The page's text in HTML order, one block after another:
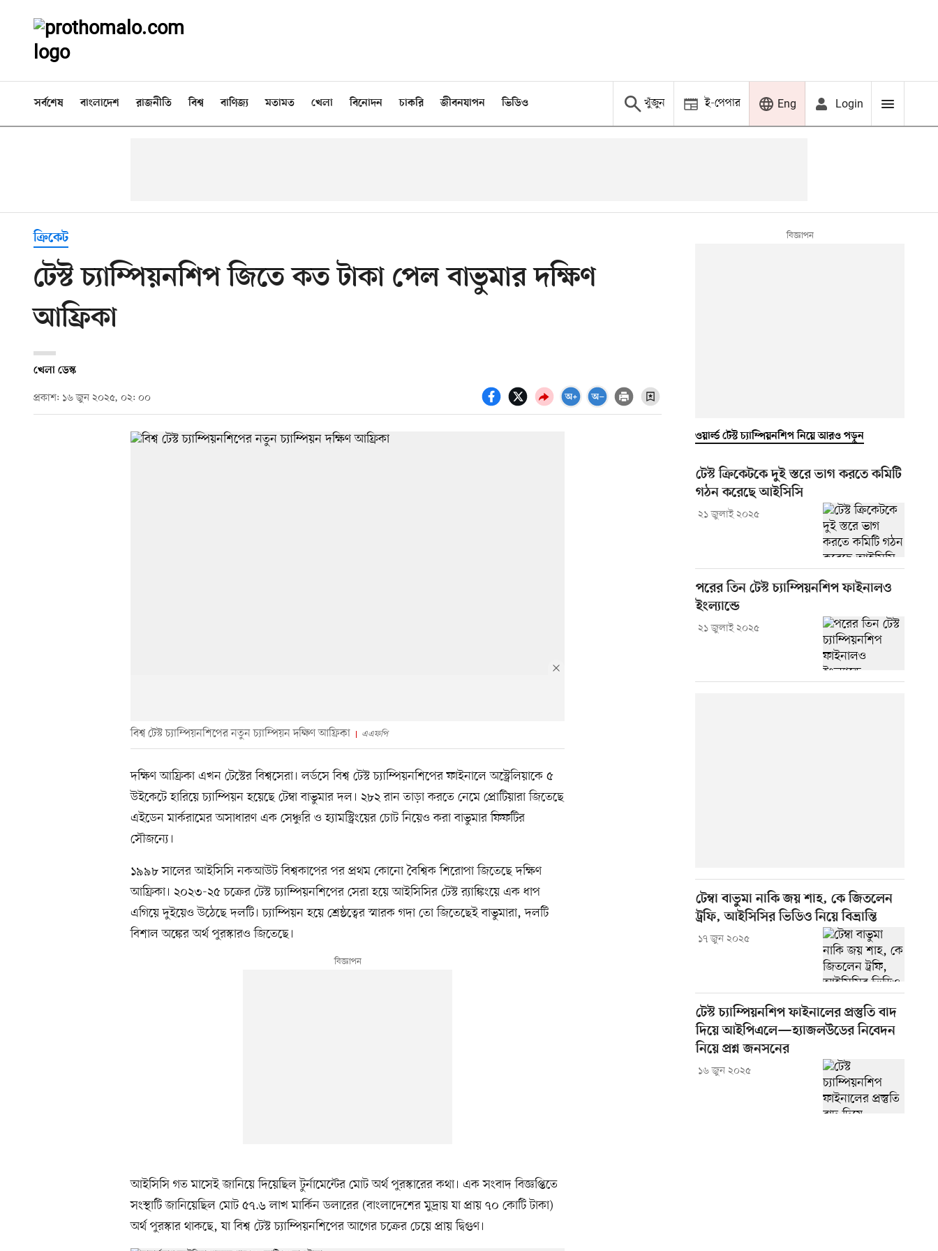
সর্বশেষ বাংলাদেশ রাজনীতি বিশ্ব বাণিজ্য মতামত খেলা বিনোদন চাকরি জীবনযাপন ভিডিও খুঁজুন ই-পেপার Eng Login
ক্রিকেট
টেস্ট চ্যাম্পিয়নশিপ জিতে কত টাকা পেল বাভুমার দক্ষিণ
আফ্রিকা
খেলা ডেস্ক
প্রকাশ: ১৬ জুন ২০২৫, ০২: ০০
বিশ্ব টেস্ট চ্যাম্পিয়নশিপের নতুন চ্যাম্পিয়ন দক্ষিণ আফ্রিকা এএফপি
দক্ষিণ আফ্রিকা এখন টেস্টের বিশ্বসেরা। লর্ডসে বিশ্ব টেস্ট চ্যাম্পিয়নশিপের ফাইনালে অস্ট্রেলিয়াকে ৫
উইকেটে হারিয়ে চ্যাম্পিয়ন হয়েছে টেম্বা বাভুমার দল। ২৮২ রান তাড়া করতে নেমে প্রোটিয়ারা জিতেছে
এইডেন মার্করামের অসাধারণ এক সেঞ্চুরি ও হ্যামস্ট্রিংয়ের চোট নিয়েও করা বাভুমার ফিফটির
সৌজন্যে।
১৯৯৮ সালের আইসিসি নকআউট বিশ্বকাপের পর প্রথম কোনো বৈশ্বিক শিরোপা জিতেছে দক্ষিণ
আফ্রিকা। ২০২৩-২৫ চক্রের টেস্ট চ্যাম্পিয়নশিপের সেরা হয়ে আইসিসির টেস্ট র‍্যাঙ্কিংয়ে এক ধাপ
এগিয়ে দুইয়েও উঠেছে দলটি। চ্যাম্পিয়ন হয়ে শ্রেষ্ঠত্বের স্মারক গদা তো জিতেছেই বাভুমারা, দলটি
বিশাল অঙ্কের অর্থ পুরস্কারও জিতেছে।
আইসিসি গত মাসেই জানিয়ে দিয়েছিল টুর্নামেন্টের মোট অর্থ পুরস্কারের কথা। এক সংবাদ বিজ্ঞপ্তিতে
সংস্থাটি জানিয়েছিল মোট ৫৭.৬ লাখ মার্কিন ডলারের (বাংলাদেশের মুদ্রায় যা প্রায় ৭০ কোটি টাকা)
অর্থ পুরস্কার থাকছে, যা বিশ্ব টেস্ট চ্যাম্পিয়নশিপের আগের চক্রের চেয়ে প্রায় দ্বিগুণ।
ওয়ার্ল্ড টেস্ট চ্যাম্পিয়নশিপ নিয়ে আরও পড়ুন
টেস্ট ক্রিকেটকে দুই স্তরে ভাগ করতে কমিটি
গঠন করেছে আইসিসি
২১ জুলাই ২০২৫
পরের তিন টেস্ট চ্যাম্পিয়নশিপ ফাইনালও
ইংল্যান্ডে
২১ জুলাই ২০২৫
টেম্বা বাভুমা নাকি জয় শাহ, কে জিতলেন
ট্রফি, আইসিসির ভিডিও নিয়ে বিভ্রান্তি
১৭ জুন ২০২৫
টেস্ট চ্যাম্পিয়নশিপ ফাইনালের প্রস্তুতি বাদ
দিয়ে আইপিএলে—হ্যাজলউডের নিবেদন
নিয়ে প্রশ্ন জনসনের
১৬ জুন ২০২৫